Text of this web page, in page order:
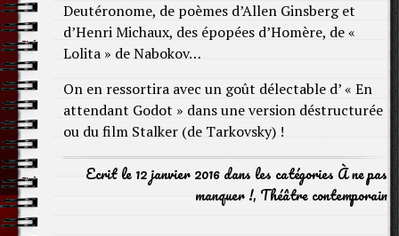
Deutéronome, de poèmes d’Allen Ginsberg et
d’Henri Michaux, des épopées d’Homère, de «
Lolita » de Nabokov…
On en ressortira avec un goût délectable d’ « En
attendant Godot » dans une version déstructurée
ou du film Stalker (de Tarkovsky) !
Ecrit le 12 janvier 2016 dans les catégories À ne pas
manquer !, Théâtre contemporain